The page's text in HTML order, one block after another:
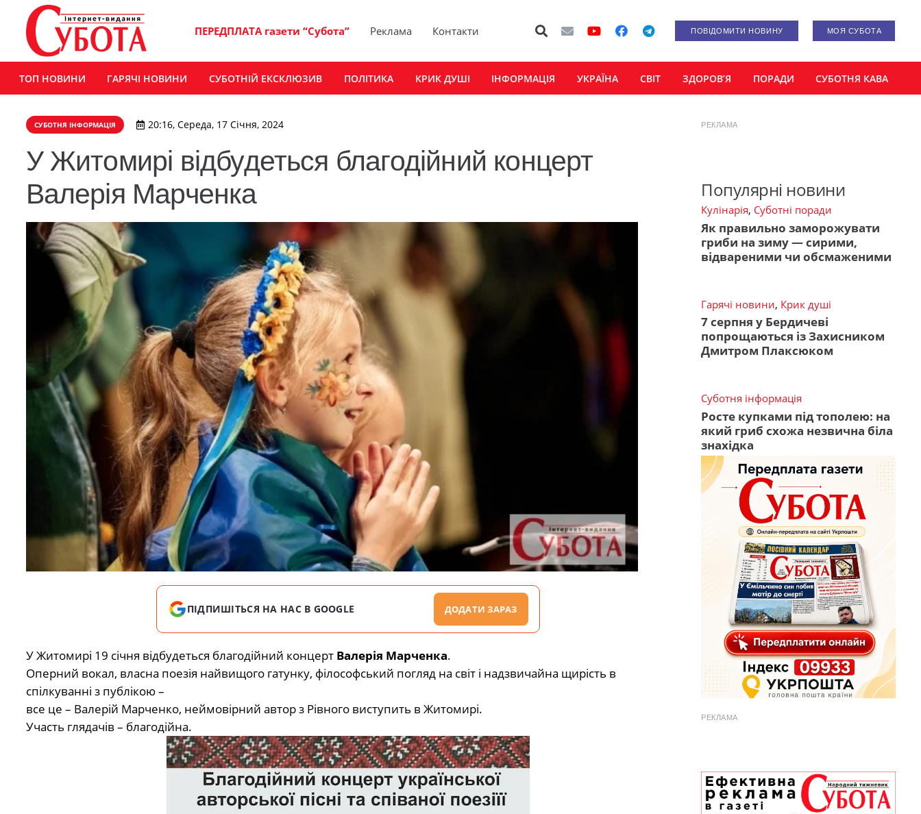
ПЕРЕДПЛАТА газети “Субота” Реклама Контакти ПОВІДОМИТИ НОВИНУ МОЯ СУБОТА
ТОП НОВИНИ ГАРЯЧІ НОВИНИ СУБОТНІЙ ЕКСКЛЮЗИВ ПОЛІТИКА КРИК ДУШІ ІНФОРМАЦІЯ УКРАЇНА СВІТ ЗДОРОВ’Я ПОРАДИ СУБОТНЯ КАВА
СУБОТНЯ ІНФОРМАЦІЯ 20:16, Середа, 17 Січня, 2024
У Житомирі відбудеться благодійний концерт
Валерія Марченка
ПІДПИШІТЬСЯ НА НАС В GOOGLE ДОДАТИ ЗАРАЗ
У Житомирі 19 січня відбудеться благодійний концерт Валерія Марченка.
Оперний вокал, власна поезія найвищого гатунку, філософський погляд на світ і надзвичайна щирість в
спілкуванні з публікою –
все це – Валерій Марченко, неймовірний автор з Рівного виступить в Житомирі.
Участь глядачів – благодійна.
РЕКЛАМА
Популярні новини
Кулінарія, Суботні поради
Як правильно заморожувати
гриби на зиму — сирими,
відвареними чи обсмаженими
Гарячі новини, Крик душі
7 серпня у Бердичеві
попрощаються із Захисником
Дмитром Плаксюком
Суботня інформація
Росте купками під тополею: на
який гриб схожа незвична біла
знахідка
РЕКЛАМА